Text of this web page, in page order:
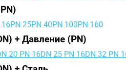
16PN 25PN 40PN 100PN 160
+ Давление (PN)
20 PN 16DN 25 PN 16DN 32 PN